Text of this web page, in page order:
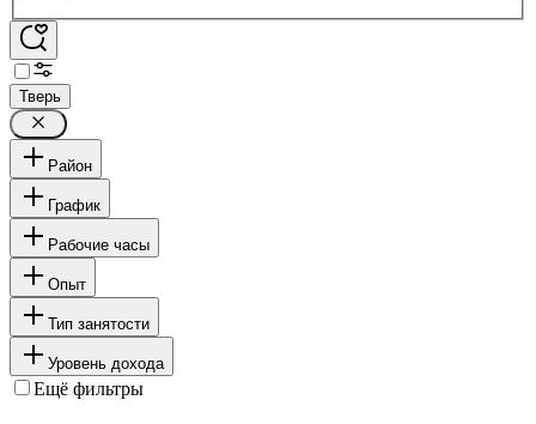
Тверь
Район
График
Рабочие часы
Опыт
Тип занятости
Уровень дохода
Ещё фильтры